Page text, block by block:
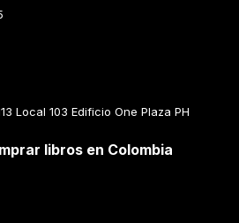
Local 103 Edificio One Plaza PH
libros en Colombia